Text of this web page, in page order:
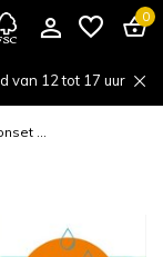
0
van 12 tot 17 uur
...